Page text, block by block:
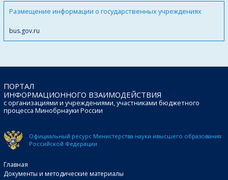
Размещение информации о государственных учреждениях
bus.gov.ru
ПОРТАЛ
ИНФОРМАЦИОННОГО ВЗАИМОДЕЙСТВИЯ
с организациями и учреждениями, участниками бюджетного
процесса Минобрнауки России
Официальный ресурс Министерства науки ивысшего образования
Российской Федерации
Главная
Документы и методические материалы